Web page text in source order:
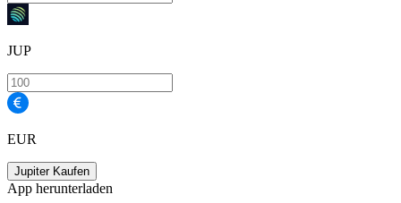
JUP
EUR
Jupiter Kaufen
App herunterladen